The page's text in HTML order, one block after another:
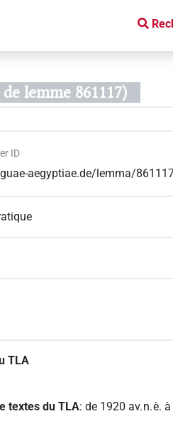
lemme 861117)
ID
aegyptiae.de/lemma/
TLA
textes du TLA:de 1920 av. n. è. à